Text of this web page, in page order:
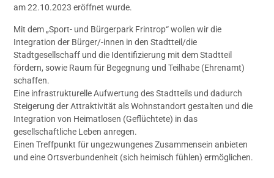
am 22.10.2023 eröffnet wurde.
Mit dem „Sport- und Bürgerpark Frintrop“ wollen wir die
Integration der Bürger/-innen in den Stadtteil/die
Stadtgesellschaff und die Identifizierung mit dem Stadtteil
fördern, sowie Raum für Begegnung und Teilhabe (Ehrenamt)
schaffen.
Eine infrastrukturelle Aufwertung des Stadtteils und dadurch
Steigerung der Attraktivität als Wohnstandort gestalten und die
Integration von Heimatlosen (Geflüchtete) in das
gesellschaftliche Leben anregen.
Einen Treffpunkt für ungezwungenes Zusammensein anbieten
und eine Ortsverbundenheit (sich heimisch fühlen) ermöglichen.